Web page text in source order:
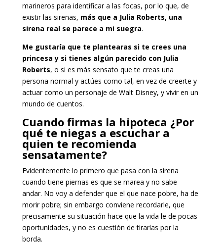
marineros para identificar a las focas, por lo que, de
existir las sirenas, más que a Julia Roberts, una
sirena real se parece a mi suegra.
Me gustaría que te plantearas si te crees una
princesa y si tienes algún parecido con Julia
Roberts, o si es más sensato que te creas una
persona normal y actúes como tal, en vez de creerte y
actuar como un personaje de Walt Disney, y vivir en un
mundo de cuentos.
Cuando firmas la hipoteca ¿Por
qué te niegas a escuchar a
quien te recomienda
sensatamente?
Evidentemente lo primero que pasa con la sirena
cuando tiene piernas es que se marea y no sabe
andar. No voy a defender que el que nace pobre, ha de
morir pobre; sin embargo conviene recordarle, que
precisamente su situación hace que la vida le de pocas
oportunidades, y no es cuestión de tirarlas por la
borda.